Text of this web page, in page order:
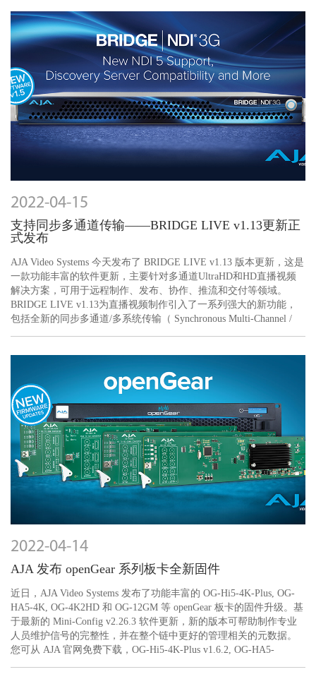
2022-04-15
支持同步多通道传输——BRIDGE LIVE v1.13更新正
式发布
AJA Video Systems 今天发布了 BRIDGE LIVE v1.13 版本更新，这是
一款功能丰富的软件更新，主要针对多通道UltraHD和HD直播视频
解决方案，可用于远程制作、发布、协作、推流和交付等领域。
BRIDGE LIVE v1.13为直播视频制作引入了一系列强大的新功能，
包括全新的同步多通道/多系统传输（ Synchronous Multi-Channel /
2022-04-14
AJA 发布 openGear 系列板卡全新固件
近日，AJA Video Systems 发布了功能丰富的 OG-Hi5-4K-Plus, OG-
HA5-4K, OG-4K2HD 和 OG-12GM 等 openGear 板卡的固件升级。基
于最新的 Mini-Config v2.26.3 软件更新，新的版本可帮助制作专业
人员维护信号的完整性，并在整个链中更好的管理相关的元数据。
您可从 AJA 官网免费下载，OG-Hi5-4K-Plus v1.6.2, OG-HA5-